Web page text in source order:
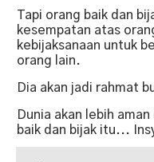
Tapi orang baik dan
kesempatan atas
kebijaksanaan untuk
orang lain.
Dia akan jadi rahmat
Dunia akan lebih
baik dan bijak itu...